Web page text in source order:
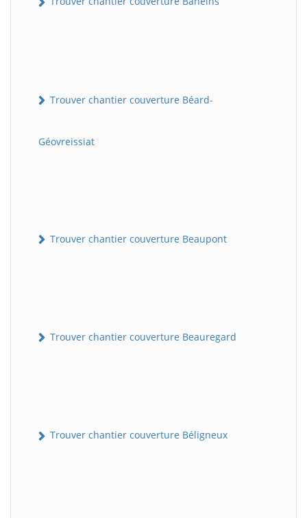
Trouver chantier couverture Béard-
Géovreissiat
Trouver chantier couverture Beaupont
Trouver chantier couverture Beauregard
Trouver chantier couverture Béligneux